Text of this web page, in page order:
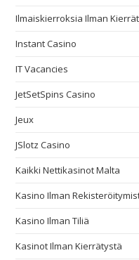
Ilmaiskierroksia Ilman
Instant Casino
IT Vacancies
JetSetSpins Casino
Jeux
JSlotz Casino
Kaikki Nettikasinot Malta
Kasino Ilman
Kasino Ilman Tiliä
Kasinot Ilman Kierrätystä